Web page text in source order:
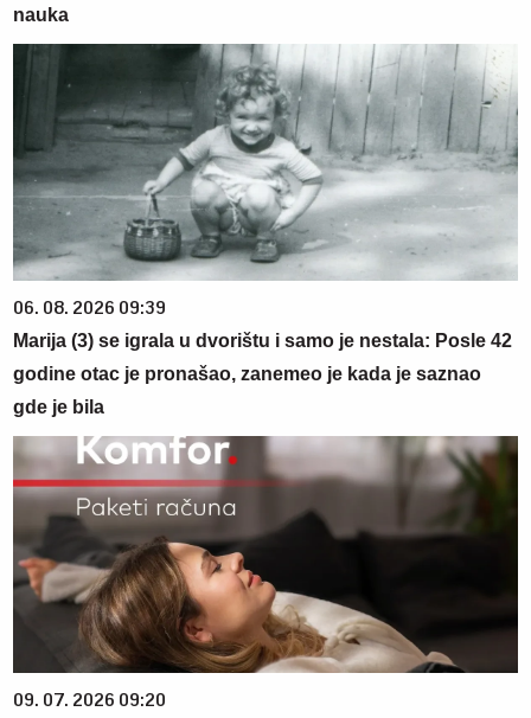
nauka
06. 08. 2026 09:39
Marija (3) se igrala u dvorištu i samo je nestala: Posle 42
godine otac je pronašao, zanemeo je kada je saznao
gde je bila
09. 07. 2026 09:20